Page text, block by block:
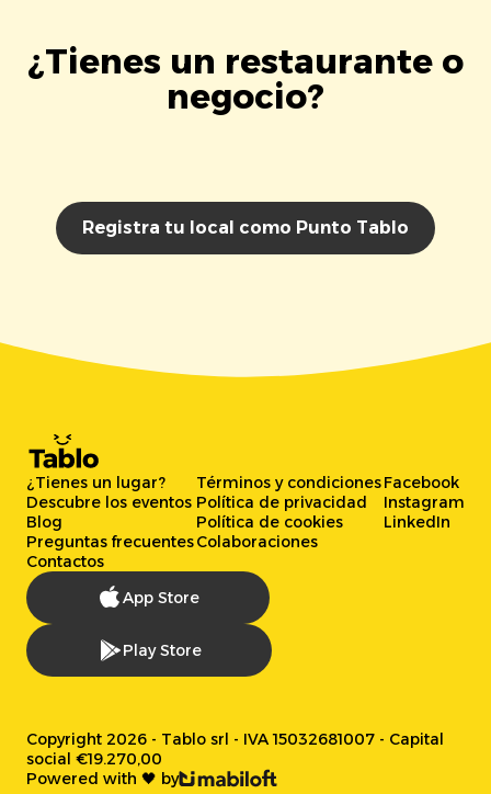
¿Tienes un restaurante o
negocio?
Registra tu local como Punto Tablo
¿Tienes un lugar?
Descubre los eventos
Blog
Preguntas frecuentes
Contactos
Términos y condiciones
Política de privacidad
Política de cookies
Colaboraciones
Facebook
Instagram
LinkedIn
App Store
Play Store
Copyright 2026 - Tablo srl - IVA 15032681007 - Capital
social €19.270,00
Powered with 🖤 by